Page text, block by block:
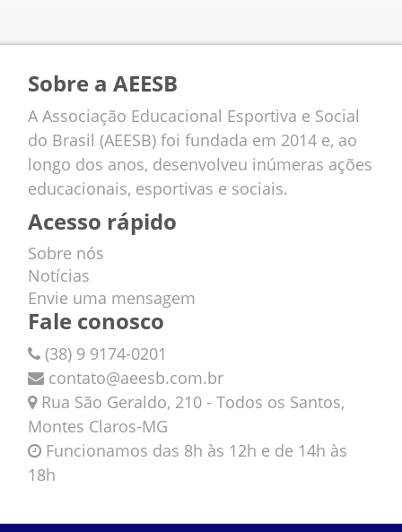
Sobre a AEESB
A Associação Educacional Esportiva e Social
do Brasil (AEESB) foi fundada em 2014 e, ao
longo dos anos, desenvolveu inúmeras ações
educacionais, esportivas e sociais.
Acesso rápido
Sobre nós
Notícias
Envie uma mensagem
Fale conosco
(38) 9 9174-0201
contato@aeesb.com.br
Rua São Geraldo, 210 - Todos os Santos,
Montes Claros-MG
Funcionamos das 8h às 12h e de 14h às
18h